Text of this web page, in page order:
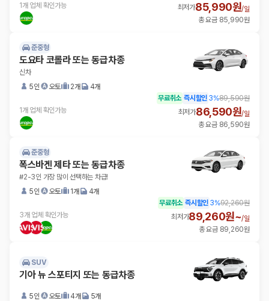
1개 업체 확인가능
최저가85,990원/일
총 요금 85,990원
준중형
도요타 코롤라 또는 동급차종
신차
5인
오토 2개 4개
1개 업체 확인가능
무료취소 즉시할인 3%89,590원
최저가86,590원/일
총 요금 86,590원
준중형
폭스바겐 제타 또는 동급차종
#2-3인 가장 많이 선택하는 차급!
5인
오토 1개 4개
3개 업체 확인가능
무료취소 즉시할인 3%92,260원
최저가89,260원~/일
총 요금 89,260원
SUV
기아 뉴 스포티지 또는 동급차종
5인 오토 4개 5개